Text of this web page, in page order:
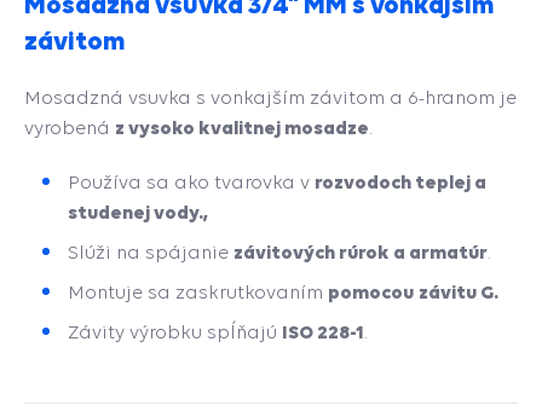
závitom
Mosadzná vsuvka s vonkajším závitom a 6-hranom je
vyrobená z vysoko kvalitnej mosadze
Používa sa ako tvarovka v rozvodoch teplej a
studenej vody.,
Slúži na spájanie závitových rúrok a armatúr
Montuje sa zaskrutkovaním pomocou závitu G.
Závity výrobku spĺňajú ISO 228-1